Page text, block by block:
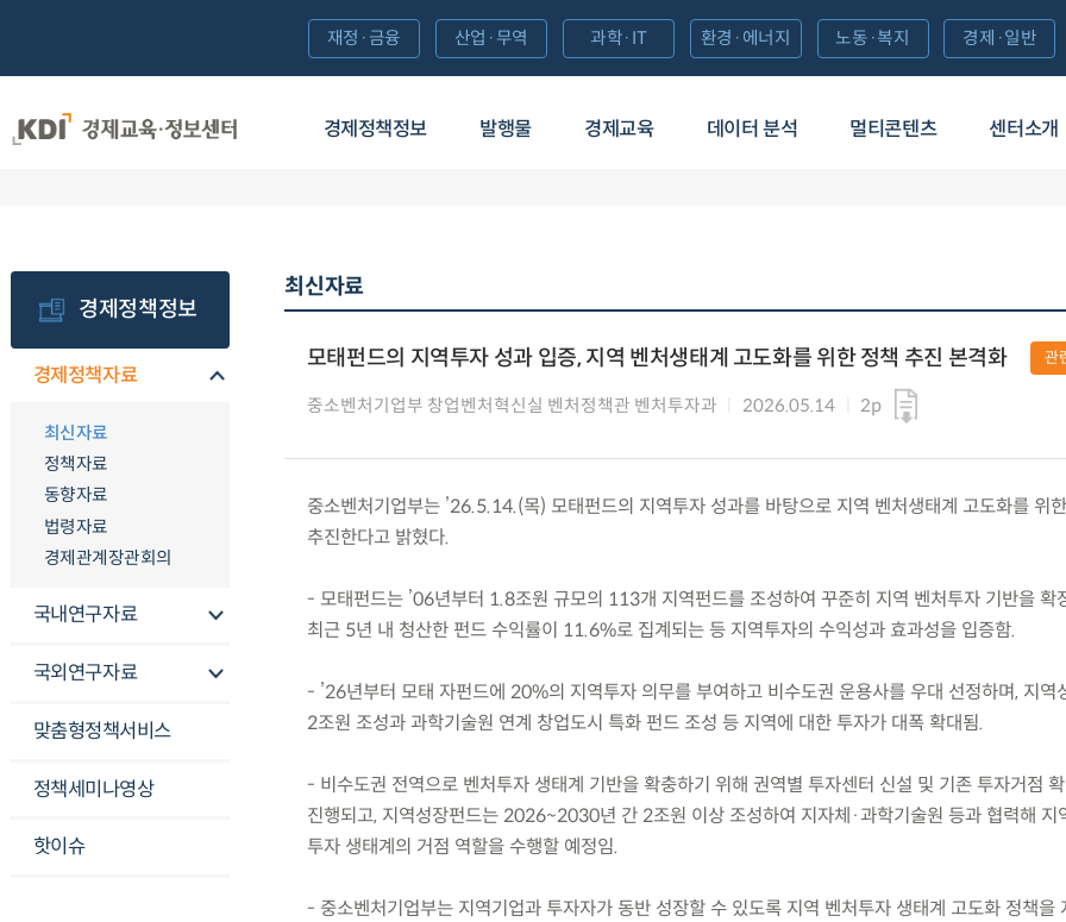
경제정책정보 발행물 경제교육 데이터 분석 멀티콘텐츠 센터소개
재정·금융 산업·무역 과학·IT 환경·에너지 노동·복지 경제·일반
경제정책정보
경제정책자료
최신자료
정책자료
동향자료
법령자료
경제관계장관회의
국내연구자료
국외연구자료
맞춤형정책서비스
정책세미나영상
핫이슈
최신자료
모태펀드의 지역투자 성과 입증, 지역 벤처생태계 고도화를 위한 정책 추진 본격화
중소벤처기업부 창업벤처혁신실 벤처정책관 벤처투자과 2026.05.14 2p
관
중소벤처기업부는 ’26.5.14.(목) 모태펀드의 지역투자 성과를 바탕으로 지역 벤처생태계 고도화를 위
추진한다고 밝혔다.
- 모태펀드는 ’06년부터 1.8조원 규모의 113개 지역펀드를 조성하여 꾸준히 지역 벤처투자 기반을 확
최근 5년 내 청산한 펀드 수익률이 11.6%로 집계되는 등 지역투자의 수익성과 효과성을 입증함.
- ’26년부터 모태 자펀드에 20%의 지역투자 의무를 부여하고 비수도권 운용사를 우대 선정하며, 지역
2조원 조성과 과학기술원 연계 창업도시 특화 펀드 조성 등 지역에 대한 투자가 대폭 확대됨.
- 비수도권 전역으로 벤처투자 생태계 기반을 확충하기 위해 권역별 투자센터 신설 및 기존 투자거점
진행되고, 지역성장펀드는 2026~2030년 간 2조원 이상 조성하여 지자체·과학기술원 등과 협력해 지
투자 생태계의 거점 역할을 수행할 예정임.
- 중소벤처기업부는 지역기업과 투자자가 동반 성장할 수 있도록 지역 벤처투자 생태계 고도화 정책을